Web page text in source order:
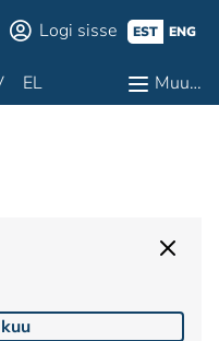
Logi sisse EST ENG
EL Muu…